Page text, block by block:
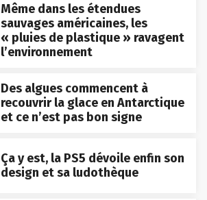
Même dans les étendues
sauvages américaines, les
« pluies de plastique » ravagent
l’environnement
Des algues commencent à
recouvrir la glace en Antarctique
et ce n’est pas bon signe
Ça y est, la PS5 dévoile enfin son
design et sa ludothèque